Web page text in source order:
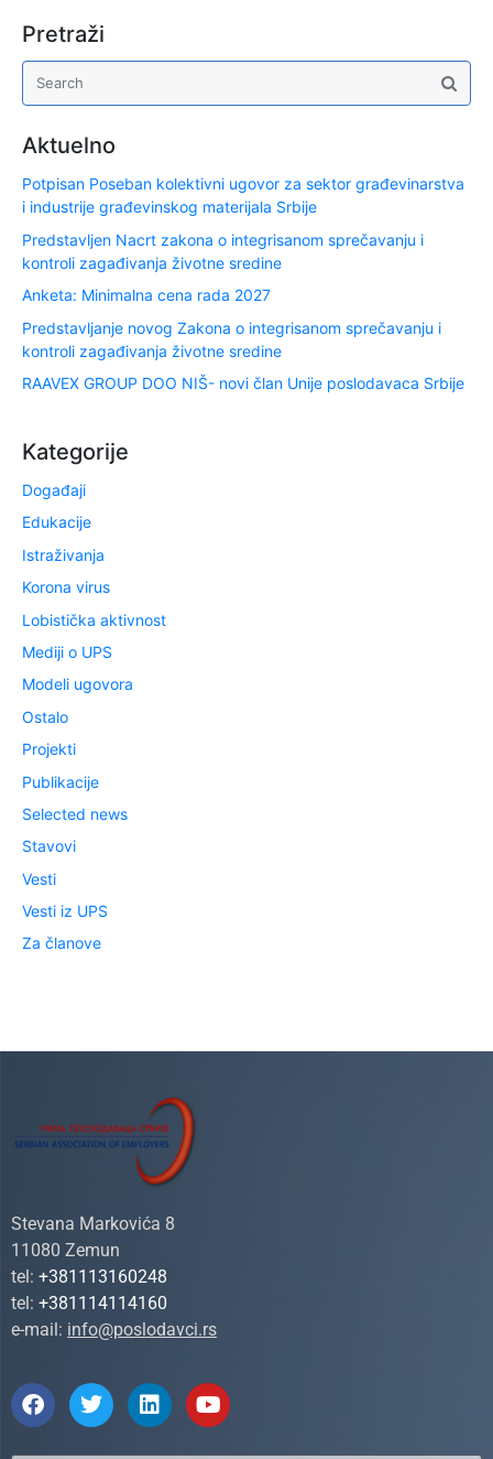
Pretraži
Aktuelno
Potpisan Poseban kolektivni ugovor za sektor građevinarstva
i industrije građevinskog materijala Srbije
Predstavljen Nacrt zakona o integrisanom sprečavanju i
kontroli zagađivanja životne sredine
Anketa: Minimalna cena rada 2027
Predstavljanje novog Zakona o integrisanom sprečavanju i
kontroli zagađivanja životne sredine
RAAVEX GROUP DOO NIŠ- novi član Unije poslodavaca Srbije
Kategorije
Događaji
Edukacije
Istraživanja
Korona virus
Lobistička aktivnost
Mediji o UPS
Modeli ugovora
Ostalo
Projekti
Publikacije
Selected news
Stavovi
Vesti
Vesti iz UPS
Za članove
Stevana Markovića 8
11080 Zemun
tel: +381113160248
tel: +381114114160
e-mail: info@poslodavci.rs